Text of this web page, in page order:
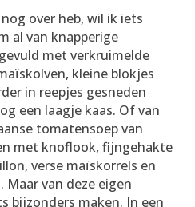
over heb, wil ik iets
al van knapperige
gevuld met verkruimelde
kleine blokjes
in reepjes gesneden
een laagje kaas. Of van
tomatensoep van
met knoflook, fijngehakte
verse maïskorrels en
Maar van deze eigen
bijzonders maken. In een